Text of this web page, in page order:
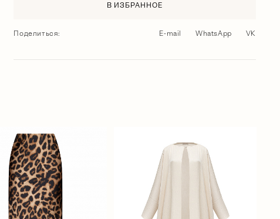
В ИЗБРАННОЕ
Поделиться: E-mail WhatsApp VK